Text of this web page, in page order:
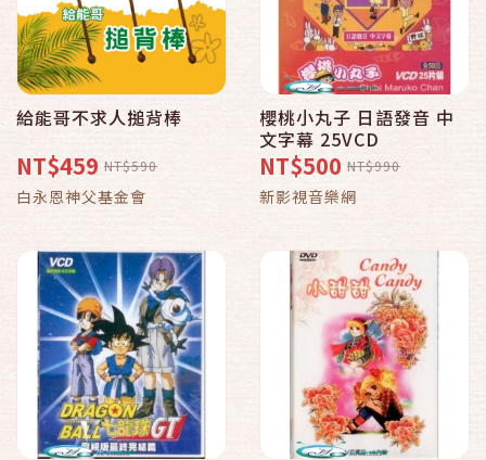
給能哥不求人搥背棒
NT$459 NT$590
白永恩神父基金會
櫻桃小丸子 日語發音 中
文字幕 25VCD
NT$500 NT$990
新影視音樂網